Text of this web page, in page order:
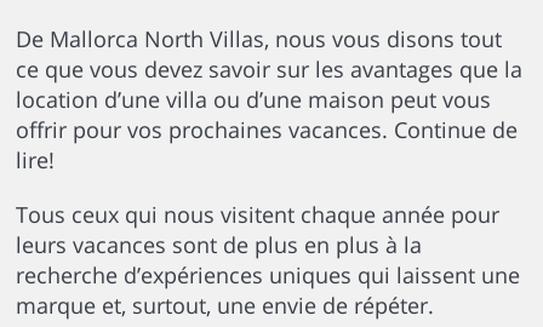
De Mallorca North Villas, nous vous disons tout
ce que vous devez savoir sur les avantages que la
location d’une villa ou d’une maison peut vous
offrir pour vos prochaines vacances. Continue de
lire!
Tous ceux qui nous visitent chaque année pour
leurs vacances sont de plus en plus à la
recherche d’expériences uniques qui laissent une
marque et, surtout, une envie de répéter.